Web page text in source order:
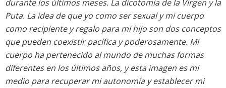
durante los últimos meses. La dicotomía de la Virgen y la
Puta. La idea de que yo como ser sexual y mi cuerpo
como recipiente y regalo para mi hijo son dos conceptos
que pueden coexistir pacífica y poderosamente. Mi
cuerpo ha pertenecido al mundo de muchas formas
diferentes en los últimos años, y esta imagen es mi
medio para recuperar mi autonomía y establecer mi